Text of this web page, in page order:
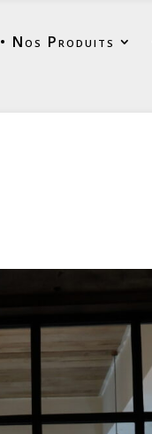
• Nos Produits